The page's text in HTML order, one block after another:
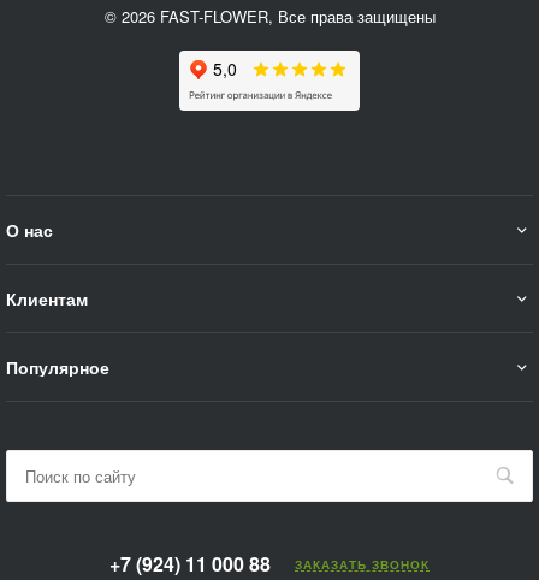
© 2026 FAST-FLOWER, Все права защищены
О нас
Клиентам
Популярное
+7 (924) 11 000 88 ЗАКАЗАТЬ ЗВОНОК